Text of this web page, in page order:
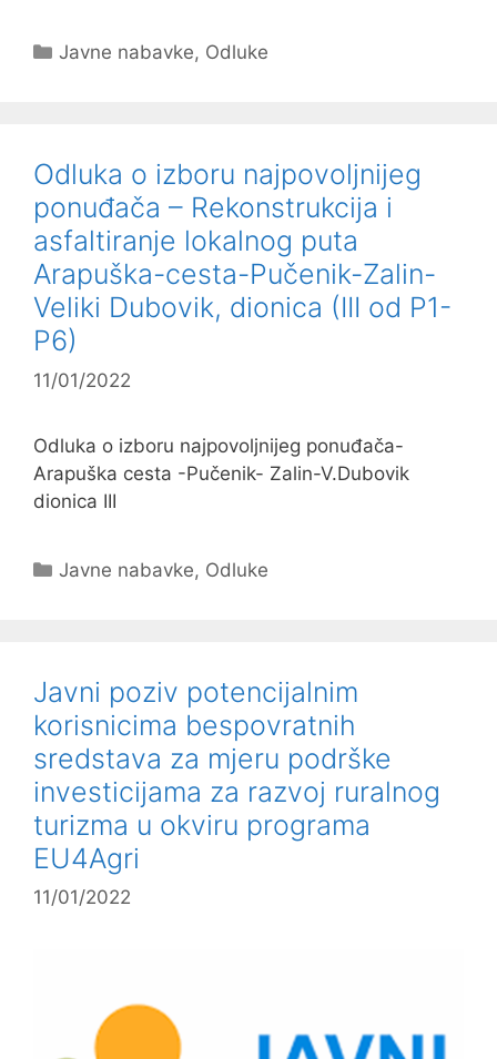
Kategorije
Javne nabavke, Odluke
Odluka o izboru najpovoljnijeg
ponuđača – Rekonstrukcija i
asfaltiranje lokalnog puta
Arapuška-cesta-Pučenik-Zalin-
Veliki Dubovik, dionica (III od P1-
P6)
11/01/2022
Odluka o izboru najpovoljnijeg ponuđača-
Arapuška cesta -Pučenik- Zalin-V.Dubovik
dionica III
Kategorije
Javne nabavke, Odluke
Javni poziv potencijalnim
korisnicima bespovratnih
sredstava za mjeru podrške
investicijama za razvoj ruralnog
turizma u okviru programa
EU4Agri
11/01/2022